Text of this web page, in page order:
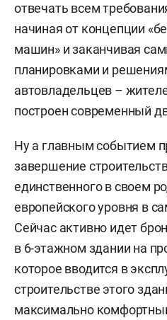
отвечать всем
начиная от концепции
машин» и заканчивая
планировками и
автовладельцев –
построен современный
Ну а главным событием
завершение
единственного в своем
европейского уровня в
Сейчас активно идет
в 6-этажном здании на
которое вводится в
строительстве этого
максимально